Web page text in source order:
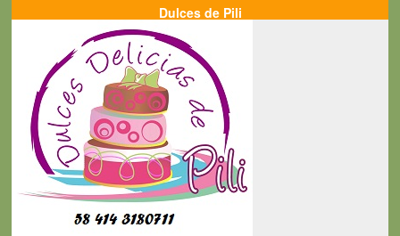
Dulces de Pili